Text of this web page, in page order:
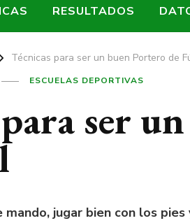
RESULTADOS
Técnicas para ser un buen Portero de
ESCUELAS DEPORTIVAS
ser
mando, jugar bien con los